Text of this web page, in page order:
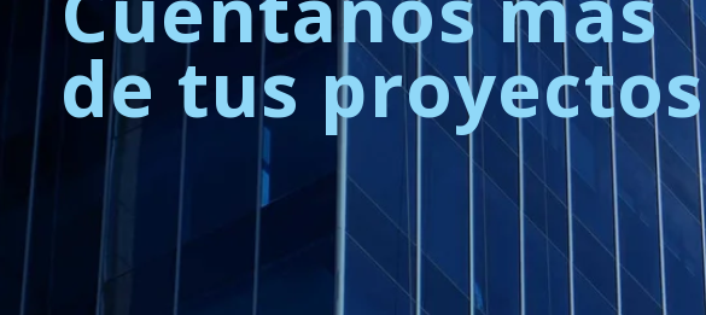
de tus proyectos